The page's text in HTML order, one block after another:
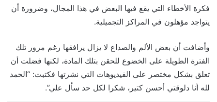
فكرة الأخطاء التي يقع فيها البعض في هذا المجال، وضرورة أن
يتواجد مؤهلون في المراكز التجميلية.
وأضافت أن بعض الألم والصداع لا يزال يرافقها رغم مرور تلك
الفترة الطويلة على الخضوع للحقن بتلك المادة، لكنها فضلت أن
تعلق بشكل مختصر على الفيديوهات التي نشرتها فكتبت: “الحمد
لله أنا دلوقتي أحسن كتير، شكرا لكل حد سأل علي”.